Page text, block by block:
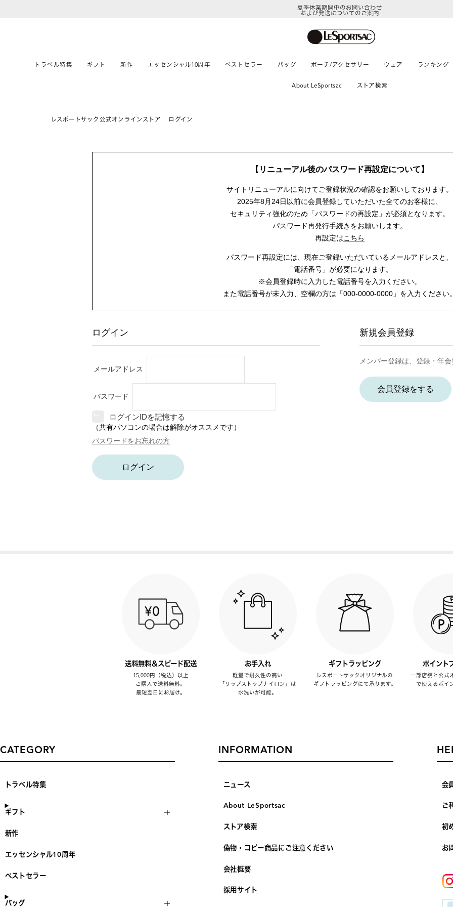
夏季休業期間中のお問い合わせ
および発送についてのご案内
トラベル特集 ギフト 新作 エッセンシャル10周年 ベストセラー バッグ ポーチ/アクセサリー ウェア ランキング
About LeSportsac ストア検索
レスポートサック公式オンラインストア ログイン
【リニューアル後のパスワード再設定について】
サイトリニューアルに向けてご登録状況の確認をお願いしております。
2025年8月24日以前に会員登録していただいた全てのお客様に、
セキュリティ強化のため「パスワードの再設定」が必須となります。
パスワード再発行手続きをお願いします。
再設定はこちら
パスワード再設定には、 現在ご登録いただいているメールアドレスと、
「電話番号」が必要になります。
※会員登録時に入力した電話番号を入力ください。
また電話番号が未入力、空欄の方は 「000-0000-0000」を入力ください。
ログイン
メールアドレス
パスワード
ログインIDを記憶する
（共有パソコンの場合は解除がオススメです）
パスワードをお忘れの方
ログイン
新規会員登録
メンバー登録は、登録・年会
会員登録をする
送料無料＆スピード配送
15,000円（税込）以上
ご購入で送料無料。
最短翌日にお届け。
お手入れ
軽量で耐久性の高い
「リップストップナイロン」は
水洗いが可能。
ギフトラッピング
レスポートサックオリジナルの
ギフトラッピングにて承ります。
ポイント
一部店舗と公式
で使えるポイ
CATEGORY
トラベル特集
ギフト
新作
エッセンシャル10周年
ベストセラー
バッグ
INFORMATION
ニュース
About LeSportsac
ストア検索
偽物・コピー商品にご注意ください
会社概要
採用サイト
会
ご
初
お